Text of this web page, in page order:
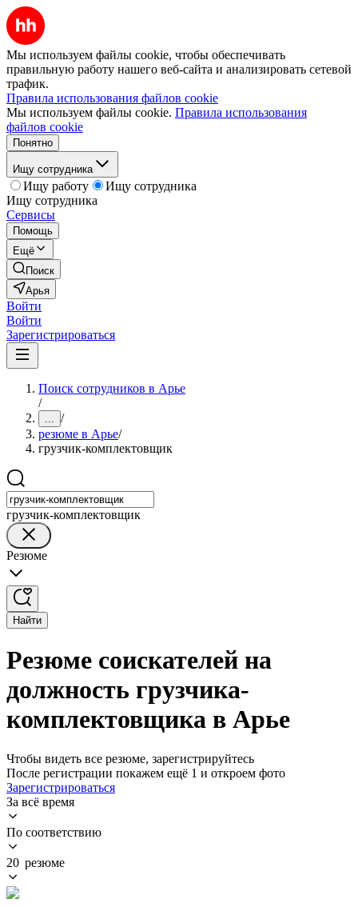
Мы используем файлы cookie, чтобы обеспечивать
правильную работу нашего веб-сайта и анализировать сетевой
трафик.
Правила использования файлов cookie
Мы используем файлы cookie. Правила использования
файлов cookie
Понятно
Ищу сотрудника
Ищу работу
Ищу сотрудника
Ищу сотрудника
Сервисы
Помощь
Ещё
Поиск
Арья
Войти
Войти
Зарегистрироваться
Поиск сотрудников в Арье
/
... /
резюме в Арье/
грузчик-комплектовщик
грузчик-комплектовщик
Резюме
Найти
Резюме соискателей на
должность грузчика-
комплектовщика в Арье
Чтобы видеть все резюме, зарегистрируйтесь
После регистрации покажем ещё 1 и откроем фото
Зарегистрироваться
За всё время
По соответствию
20 резюме